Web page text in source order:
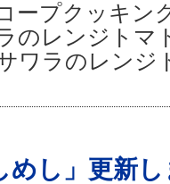
ープクッキン
のレンジトマ
ワラのレンジ
めし」更新